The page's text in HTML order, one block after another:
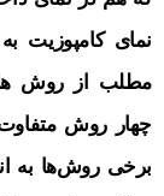
نمای کامپوزیت
مطلب از روش‌
چهار روش متفاوت
برخی روش‌ها به